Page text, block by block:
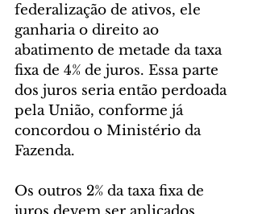
federalização de ativos, ele
ganharia o direito ao
abatimento de metade da taxa
fixa de 4% de juros. Essa parte
dos juros seria então perdoada
pela União, conforme já
concordou o Ministério da
Fazenda.
Os outros 2% da taxa fixa de